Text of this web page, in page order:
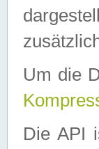
Um die
Die API